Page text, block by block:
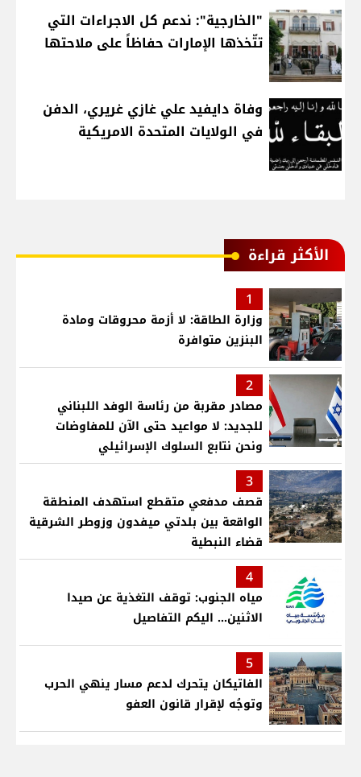
"الخارجية": ندعم كل الاجراءات التي
تتّخذها الإمارات حفاظاً على ملاحتها
وفاة دايفيد علي غازي غريري، الدفن
في الولايات المتحدة الامريكية
الأكثر قراءة
1
وزارة الطاقة: لا أزمة محروقات ومادة
البنزين متوافرة
2
مصادر مقربة من رئاسة الوفد اللبناني
للجديد: لا مواعيد حتى الآن للمفاوضات
ونحن نتابع السلوك الإسرائيلي
3
قصف مدفعي متقطع استهدف المنطقة
الواقعة بين بلدتي ميفدون وزوطر الشرقية
قضاء النبطية
4
مياه الجنوب: توقف التغذية عن صيدا
الاثنين... اليكم التفاصيل
5
الفاتيكان يتحرك لدعم مسار ينهي الحرب
وتوجُه لإقرار قانون العفو